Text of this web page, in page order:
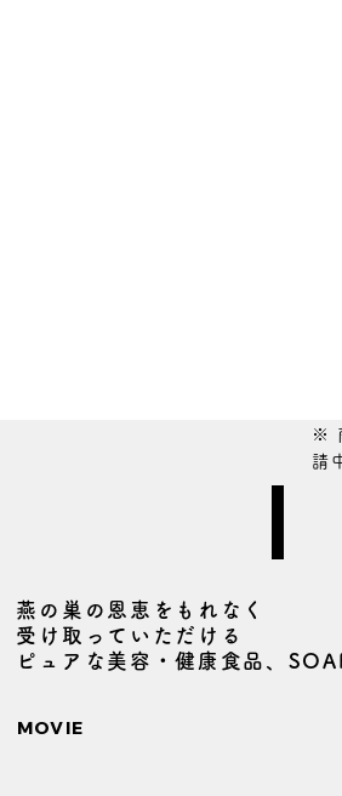
※
請
燕の巣の恩恵をもれなく
受け取っていただける
ピュアな美容・健康食品、
MOVIE